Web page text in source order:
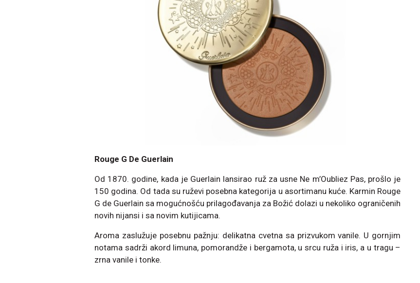
Rouge G De Guerlain
Od 1870. godine, kada je Guerlain lansirao ruž za usne Ne m’Oubliez Pas, prošlo je
150 godina. Od tada su ruževi posebna kategorija u asortimanu kuće. Karmin Rouge
G de Guerlain sa mogućnošću prilagođavanja za Božić dolazi u nekoliko ograničenih
novih nijansi i sa novim kutijicama.
Aroma zaslužuje posebnu pažnju: delikatna cvetna sa prizvukom vanile. U gornjim
notama sadrži akord limuna, pomorandže i bergamota, u srcu ruža i iris, a u tragu –
zrna vanile i tonke.